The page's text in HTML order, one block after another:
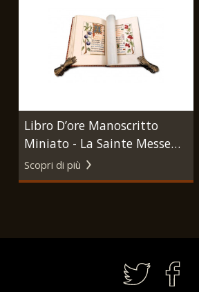
Libro D’ore Manoscritto
Miniato - La Sainte Messe
selon le méthode du
bienheureux Léonard. s.n.t.
Scopri di più